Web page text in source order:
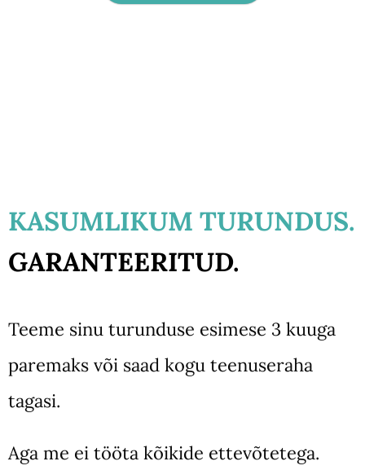
KASUMLIKUM TURUNDUS.
GARANTEERITUD.
Teeme sinu turunduse esimese 3 kuuga
paremaks või saad kogu teenuseraha
tagasi.
Aga me ei tööta kõikide ettevõtetega.